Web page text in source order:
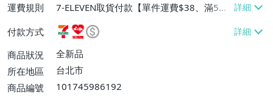
運費規則
7-ELEVEN取貨付款【單件運費$38、滿5件
或消費滿$1298免運費】、7-ELEVEN取貨
不付款【免運費】、萊爾富取貨付款【單件
運費$60、滿5件或消費滿$1298免運
費】、宅配/貨運【單件運費$120、滿5件
付款方式
商品狀況
全新品
所在地區
台北市
商品編號
101745986192